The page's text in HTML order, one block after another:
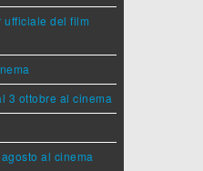
del film
3 ottobre al cinema
al cinema